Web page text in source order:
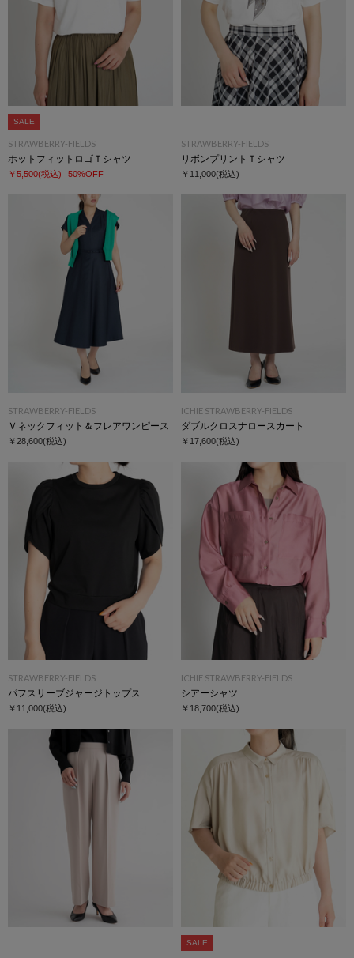
SALE
STRAWBERRY-FIELDS
ホットフィットロゴＴシャツ
￥5,500(税込) 50%OFF
STRAWBERRY-FIELDS
リボンプリントＴシャツ
￥11,000(税込)
STRAWBERRY-FIELDS
Ｖネックフィット＆フレアワンピース
￥28,600(税込)
ICHIE STRAWBERRY-FIELDS
ダブルクロスナロースカート
￥17,600(税込)
STRAWBERRY-FIELDS
パフスリーブジャージトップス
￥11,000(税込)
ICHIE STRAWBERRY-FIELDS
シアーシャツ
￥18,700(税込)
SALE